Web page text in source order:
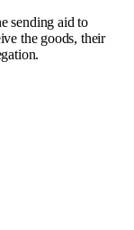
sending aid to
the goods, their